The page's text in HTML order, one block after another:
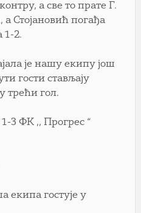
а све то прате Г.
Стојановић погађа
1-2.
је нашу екипу још
гости стављају
трећи гол.
3 ФК ,, Прогрес “
екипа гостује у